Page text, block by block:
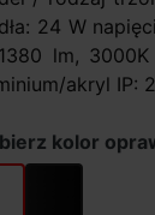
24 W
lm,
akryl IP:
kolor
czarny